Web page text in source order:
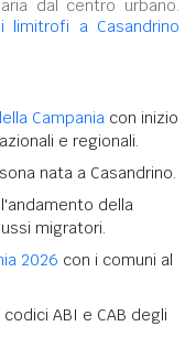
dal centro urbano.
limitrofi a Casandrino
Campania con inizio
e regionali.
nata a Casandrino.
della
migratori.
2026 con i comuni al
ABI e CAB degli